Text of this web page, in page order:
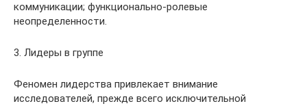
коммуникации; функционально-ролевые
неопределенности.
3. Лидеры в группе
Феномен лидерства привлекает внимание
исследователей, прежде всего исключительной